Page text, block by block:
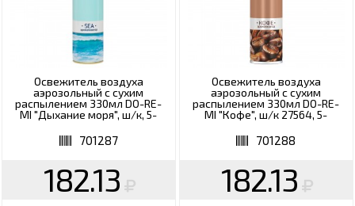
Освежитель воздуха
аэрозольный с сухим
распылением 330мл DO-RE-
MI "Дыхание моря", ш/к, 5-
701287
182.13
Освежитель воздуха
аэрозольный с сухим
распылением 330мл DO-RE-
MI "Кофе", ш/к 27564, 5-
701288
182.13